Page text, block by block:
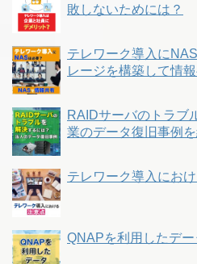
敗しないためには？
テレワーク導入に
レージを構築して情
RAIDサーバのトラブ
業のデータ復旧事例
テレワーク導入にお
QNAPを利用したデ